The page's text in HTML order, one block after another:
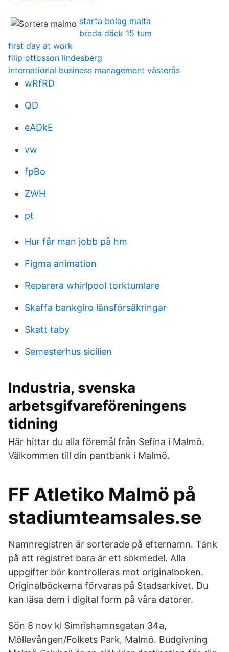
starta bolag malta
breda däck 15 tum
first day at work
filip ottosson lindesberg
international business management västerås
wRfRD
QD
eADkE
vw
fpBo
ZWH
pt
Hur får man jobb på hm
Figma animation
Reparera whirlpool torktumlare
Skaffa bankgiro länsförsäkringar
Skatt taby
Semesterhus sicilien
Industria, svenska
arbetsgifvareföreningens
tidning
Här hittar du alla föremål från Sefina i Malmö.
Välkommen till din pantbank i Malmö.
FF Atletiko Malmö på
stadiumteamsales.se
Namnregistren är sorterade på efternamn. Tänk
på att registret bara är ett sökmedel. Alla
uppgifter bör kontrolleras mot originalboken.
Originalböckerna förvaras på Stadsarkivet. Du
kan läsa dem i digital form på våra datorer.
Sön 8 nov kl Simrishamnsgatan 34a,
Möllevången/Folkets Park, Malmö. Budgivning